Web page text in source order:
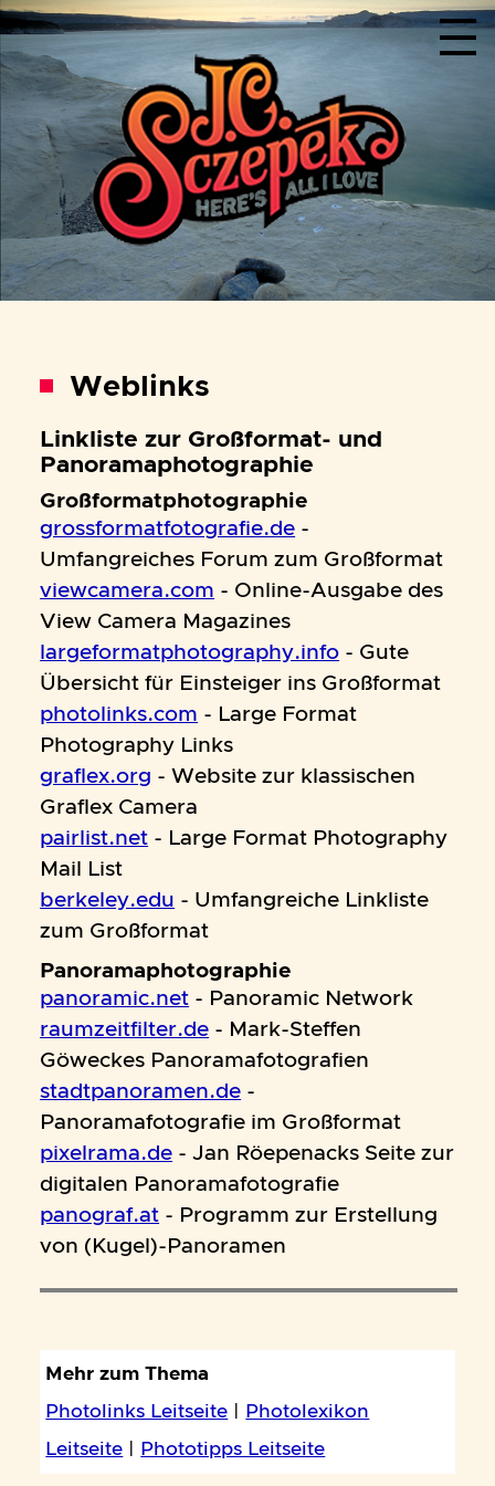
Menu
Weblinks
Linkliste zur Großformat- und
Panoramaphotographie
Großformatphotographie
grossformatfotografie.de -
Umfangreiches Forum zum Großformat
viewcamera.com - Online-Ausgabe des
View Camera Magazines
largeformatphotography.info - Gute
Übersicht für Einsteiger ins Großformat
photolinks.com - Large Format
Photography Links
graflex.org - Website zur klassischen
Graflex Camera
pairlist.net - Large Format Photography
Mail List
berkeley.edu - Umfangreiche Linkliste
zum Großformat
Panoramaphotographie
panoramic.net - Panoramic Network
raumzeitfilter.de - Mark-Steffen
Göweckes Panoramafotografien
stadtpanoramen.de -
Panoramafotografie im Großformat
pixelrama.de - Jan Röepenacks Seite zur
digitalen Panoramafotografie
panograf.at - Programm zur Erstellung
von (Kugel)-Panoramen
Mehr zum Thema
Photolinks Leitseite
Photolexikon
Leitseite
Phototipps Leitseite